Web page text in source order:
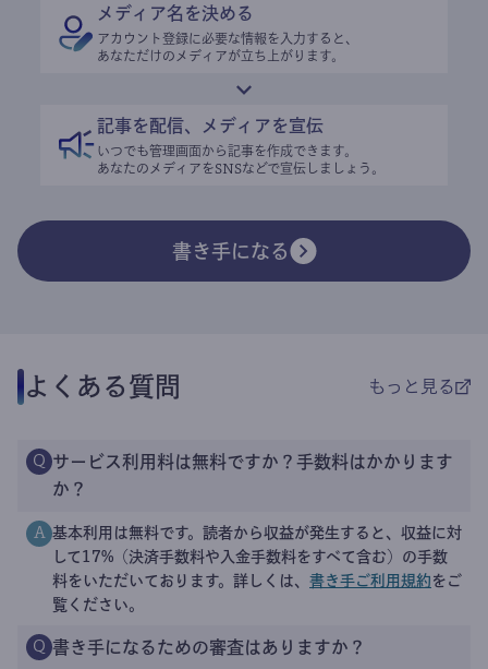
メディア名を決める
アカウント登録に必要な情報を入力すると、
あなただけのメディアが立ち上がります。
記事を配信、メディアを宣伝
いつでも管理画面から記事を作成できます。
あなたのメディアをSNSなどで宣伝しましょう。
書き手になる
よくある質問 もっと見る
Q サービス利用料は無料ですか？手数料はかかります
か？
A 基本利用は無料です。読者から収益が発生すると、収益に対
して17%（決済手数料や入金手数料をすべて含む）の手数
料をいただいております。詳しくは、 書き手ご利用規約 をご
覧ください。
Q 書き手になるための審査はありますか？